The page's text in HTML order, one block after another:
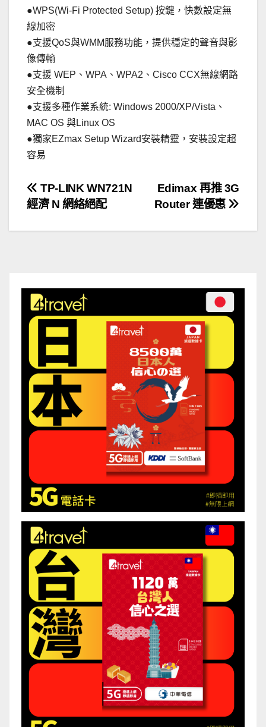
●WPS(Wi-Fi Protected Setup) 按鍵，快數設定無
線加密
●支援QoS與WMM服務功能，提供穩定的聲音與影
像傳輸
●支援 WEP、WPA、WPA2、Cisco CCX無線網路
安全機制
●支援多種作業系統: Windows 2000/XP/Vista、
MAC OS 與Linux OS
●獨家EZmax Setup Wizard安裝精靈，安裝設定超
容易
文
章
Edimax 再推 3G
Router 連優惠
TP-LINK WN721N
經濟 N 網絡絕配